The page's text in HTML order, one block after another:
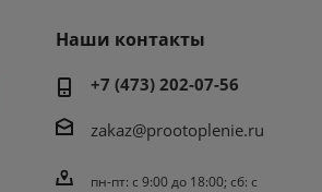
Наши контакты
+7 (473) 202-07-56
zakaz@prootoplenie.ru
пн-пт: c 9:00 до 18:00; сб: с